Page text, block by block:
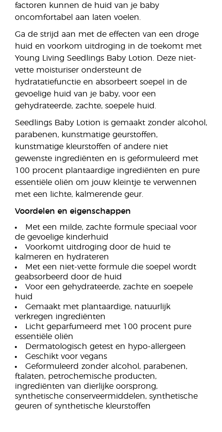
factoren kunnen de huid van je baby
oncomfortabel aan laten voelen.
Ga de strijd aan met de effecten van een droge
huid en voorkom uitdroging in de toekomt met
Young Living Seedlings Baby Lotion. Deze niet-
vette moisturiser ondersteunt de
hydratatiefunctie en absorbeert soepel in de
gevoelige huid van je baby, voor een
gehydrateerde, zachte, soepele huid.
Seedlings Baby Lotion is gemaakt zonder alcohol,
parabenen, kunstmatige geurstoffen,
kunstmatige kleurstoffen of andere niet
gewenste ingrediënten en is geformuleerd met
100 procent plantaardige ingrediënten en pure
essentiële oliën om jouw kleintje te verwennen
met een lichte, kalmerende geur.
Voordelen en eigenschappen
Met een milde, zachte formule speciaal voor
de gevoelige kinderhuid
Voorkomt uitdroging door de huid te
kalmeren en hydrateren
Met een niet-vette formule die soepel wordt
geabsorbeerd door de huid
Voor een gehydrateerde, zachte en soepele
huid
Gemaakt met plantaardige, natuurlijk
verkregen ingrediënten
Licht geparfumeerd met 100 procent pure
essentiële oliën
Dermatologisch getest en hypo-allergeen
Geschikt voor vegans
Geformuleerd zonder alcohol, parabenen,
ftalaten, petrochemische producten,
ingrediënten van dierlijke oorsprong,
synthetische conserveermiddelen, synthetische
geuren of synthetische kleurstoffen